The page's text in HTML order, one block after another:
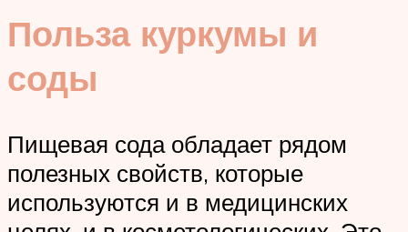
Польза куркумы и
соды
Пищевая сода обладает рядом
полезных свойств, которые
используются и в медицинских